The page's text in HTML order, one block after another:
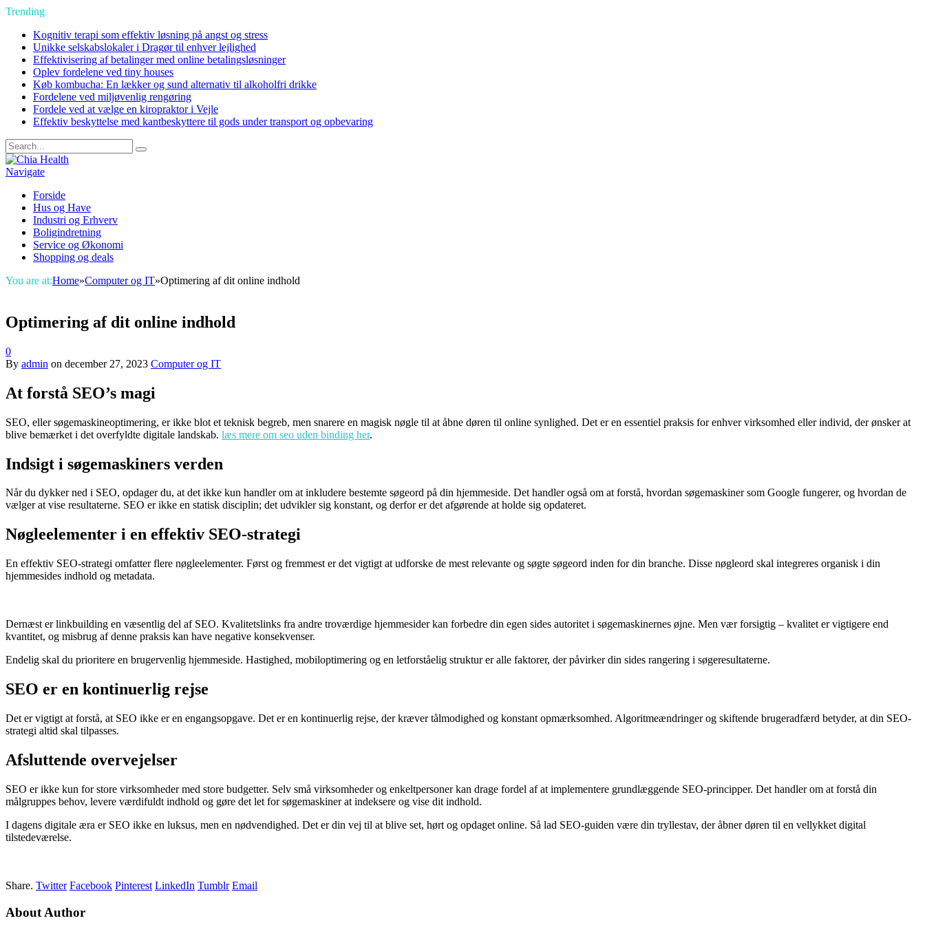
Trending
Kognitiv terapi som effektiv løsning på angst og stress
Unikke selskabslokaler i Dragør til enhver lejlighed
Effektivisering af betalinger med online betalingsløsninger
Oplev fordelene ved tiny houses
Køb kombucha: En lækker og sund alternativ til alkoholfri drikke
Fordelene ved miljøvenlig rengøring
Fordele ved at vælge en kiropraktor i Vejle
Effektiv beskyttelse med kantbeskyttere til gods under transport og opbevaring
Navigate
Forside
Hus og Have
Industri og Erhverv
Boligindretning
Service og Økonomi
Shopping og deals
You are at:Home»Computer og IT»Optimering af dit online indhold
Optimering af dit online indhold
0
By admin on december 27, 2023 Computer og IT
At forstå SEO’s magi
SEO, eller søgemaskineoptimering, er ikke blot et teknisk begreb, men snarere en magisk nøgle til at åbne døren til online synlighed. Det er en essentiel praksis for enhver virksomhed eller individ, der ønsker at
blive bemærket i det overfyldte digitale landskab. læs mere om seo uden binding her.
Indsigt i søgemaskiners verden
Når du dykker ned i SEO, opdager du, at det ikke kun handler om at inkludere bestemte søgeord på din hjemmeside. Det handler også om at forstå, hvordan søgemaskiner som Google fungerer, og hvordan de
vælger at vise resultaterne. SEO er ikke en statisk disciplin; det udvikler sig konstant, og derfor er det afgørende at holde sig opdateret.
Nøgleelementer i en effektiv SEO-strategi
En effektiv SEO-strategi omfatter flere nøgleelementer. Først og fremmest er det vigtigt at udforske de mest relevante og søgte søgeord inden for din branche. Disse nøgleord skal integreres organisk i din
hjemmesides indhold og metadata.
Dernæst er linkbuilding en væsentlig del af SEO. Kvalitetslinks fra andre troværdige hjemmesider kan forbedre din egen sides autoritet i søgemaskinernes øjne. Men vær forsigtig – kvalitet er vigtigere end
kvantitet, og misbrug af denne praksis kan have negative konsekvenser.
Endelig skal du prioritere en brugervenlig hjemmeside. Hastighed, mobiloptimering og en letforståelig struktur er alle faktorer, der påvirker din sides rangering i søgeresultaterne.
SEO er en kontinuerlig rejse
Det er vigtigt at forstå, at SEO ikke er en engangsopgave. Det er en kontinuerlig rejse, der kræver tålmodighed og konstant opmærksomhed. Algoritmeændringer og skiftende brugeradfærd betyder, at din SEO-
strategi altid skal tilpasses.
Afsluttende overvejelser
SEO er ikke kun for store virksomheder med store budgetter. Selv små virksomheder og enkeltpersoner kan drage fordel af at implementere grundlæggende SEO-principper. Det handler om at forstå din
målgruppes behov, levere værdifuldt indhold og gøre det let for søgemaskiner at indeksere og vise dit indhold.
I dagens digitale æra er SEO ikke en luksus, men en nødvendighed. Det er din vej til at blive set, hørt og opdaget online. Så lad SEO-guiden være din tryllestav, der åbner døren til en vellykket digital
tilstedeværelse.
Share. Twitter Facebook Pinterest LinkedIn Tumblr Email
About Author